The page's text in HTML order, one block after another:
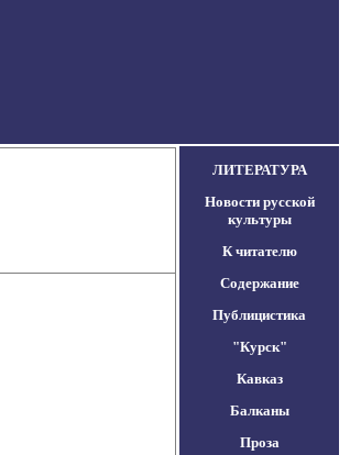
ЛИТЕРАТУРА
Новости русской
культуры
К читателю
Содержание
Публицистика
"Курск"
Кавказ
Балканы
Проза